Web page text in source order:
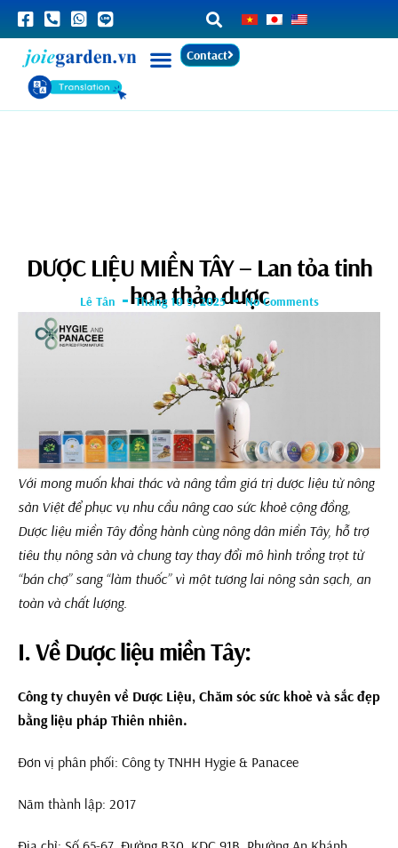
Contact
DƯỢC LIỆU MIỀN TÂY – Lan tỏa tinh
hoa thảo dược
Lê Tân Tháng 10 9, 2025 No Comments
Với mong muốn khai thác và nâng tầm giá trị dược liệu từ nông
sản Việt để phục vụ nhu cầu nâng cao sức khoẻ cộng đồng,
Dược liệu miền Tây đồng hành cùng nông dân miền Tây, hỗ trợ
tiêu thụ nông sản và chung tay thay đổi mô hình trồng trọt từ
“bán chợ” sang “làm thuốc” vì một tương lai nông sản sạch, an
toàn và chất lượng.
I. Về Dược liệu miền Tây:
Công ty chuyên về Dược Liệu, Chăm sóc sức khoẻ và sắc đẹp
bằng liệu pháp Thiên nhiên.
Đơn vị phân phối: Công ty TNHH Hygie & Panacee
Năm thành lập: 2017